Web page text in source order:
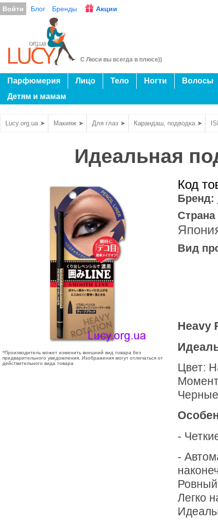
Войти Блог Бренды Акции
С Люси вы всегда в плюсе))
Парфюмерия Лицо Тело Ногти
Волосы
Детям и мамам
Lucy.org.ua ➤ Макияж ➤ Для глаз ➤ Карандаш, подводка ➤
Идеальная
*Производитель может изменить внешний вид товара без
предварительного уведомления. Изображения могут отличаться от
действительного вида товара
Код
Бренд:
Вид
Heavy
Цвет:
-
-
Легко